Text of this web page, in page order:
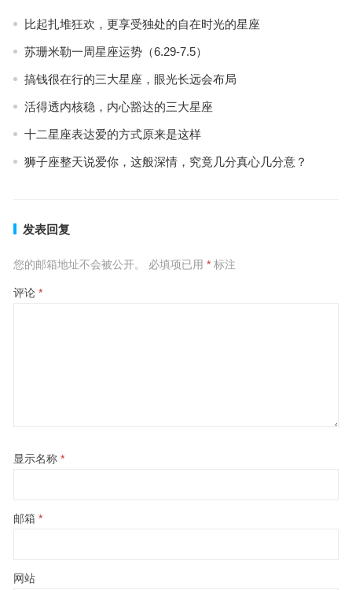
比起扎堆狂欢，更享受独处的自在时光的星座
苏珊米勒一周星座运势（6.29-7.5）
搞钱很在行的三大星座，眼光长远会布局
活得透内核稳，内心豁达的三大星座
十二星座表达爱的方式原来是这样
狮子座整天说爱你，这般深情，究竟几分真心几分意？
发表回复
您的邮箱地址不会被公开。 必填项已用 *标注
评论 *
显示名称 *
邮箱 *
网站